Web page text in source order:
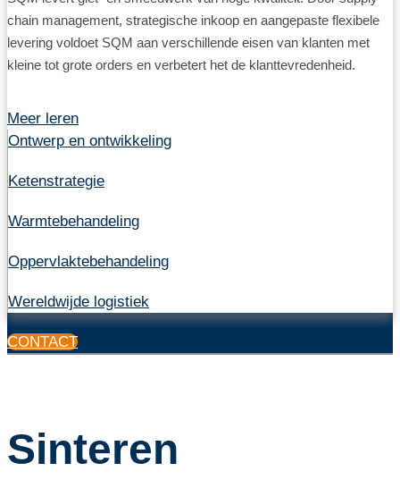
chain management, strategische inkoop en aangepaste flexibele
levering voldoet SQM aan verschillende eisen van klanten met
kleine tot grote orders en verbetert het de klanttevredenheid.
Meer leren
Ontwerp en ontwikkeling
Ketenstrategie
Warmtebehandeling
Oppervlaktebehandeling
Wereldwijde logistiek
CONTACT
Sinteren